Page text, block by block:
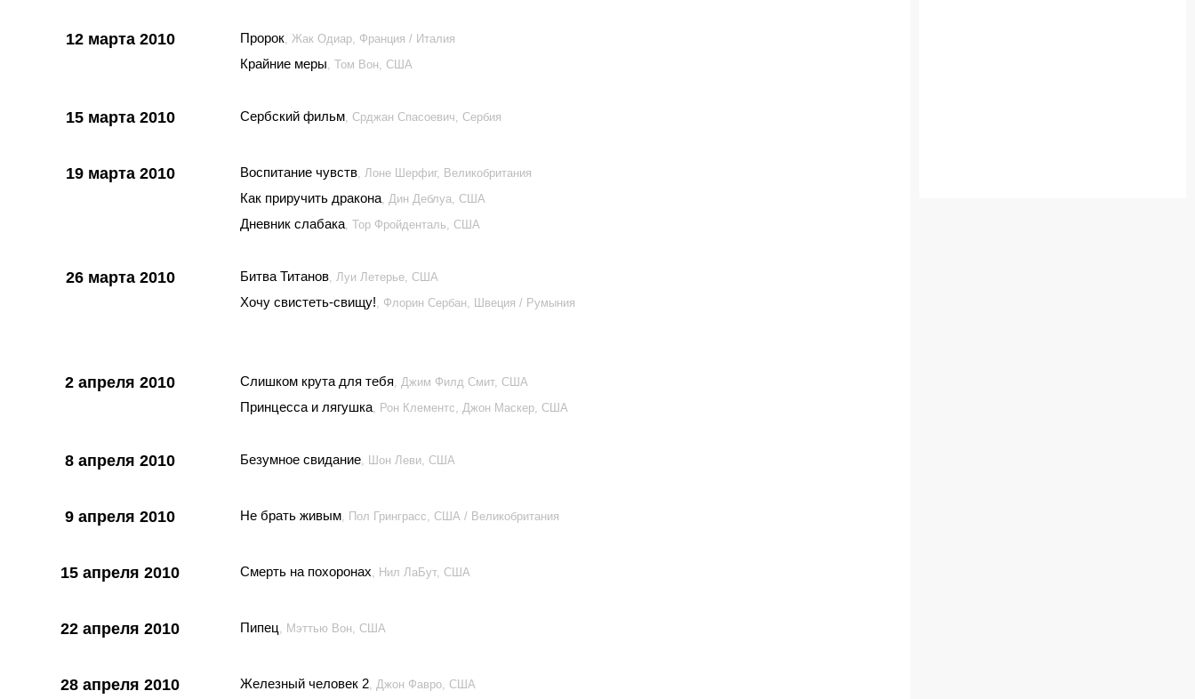
12 марта 2010 Пророк, Жак Одиар, Франция / Италия
Крайние меры, Том Вон, США
15 марта 2010 Сербский фильм, Срджан Спасоевич, Сербия
19 марта 2010 Воспитание чувств, Лоне Шерфиг, Великобритания
Как приручить дракона, Дин Деблуа, США
Дневник слабака, Тор Фройденталь, США
26 марта 2010 Битва Титанов, Луи Летерье, США
Хочу свистеть-свищу!, Флорин Сербан, Швеция / Румыния
2 апреля 2010 Слишком крута для тебя, Джим Филд Смит, США
Принцесса и лягушка, Рон Клементс, Джон Маскер, США
8 апреля 2010 Безумное свидание, Шон Леви, США
9 апреля 2010 Не брать живым, Пол Гринграсс, США / Великобритания
15 апреля 2010 Смерть на похоронах, Нил ЛаБут, США
22 апреля 2010 Пипец, Мэттью Вон, США
28 апреля 2010 Железный человек 2, Джон Фавро, США